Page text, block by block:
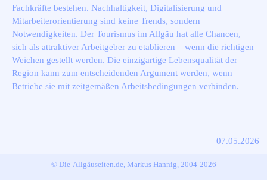
Fachkräfte bestehen. Nachhaltigkeit, Digitalisierung und
Mitarbeiterorientierung sind keine Trends, sondern
Notwendigkeiten. Der Tourismus im Allgäu hat alle Chancen,
sich als attraktiver Arbeitgeber zu etablieren – wenn die richtigen
Weichen gestellt werden. Die einzigartige Lebensqualität der
Region kann zum entscheidenden Argument werden, wenn
Betriebe sie mit zeitgemäßen Arbeitsbedingungen verbinden.
07.05.2026
© Die-Allgäuseiten.de, Markus Hannig, 2004-2026